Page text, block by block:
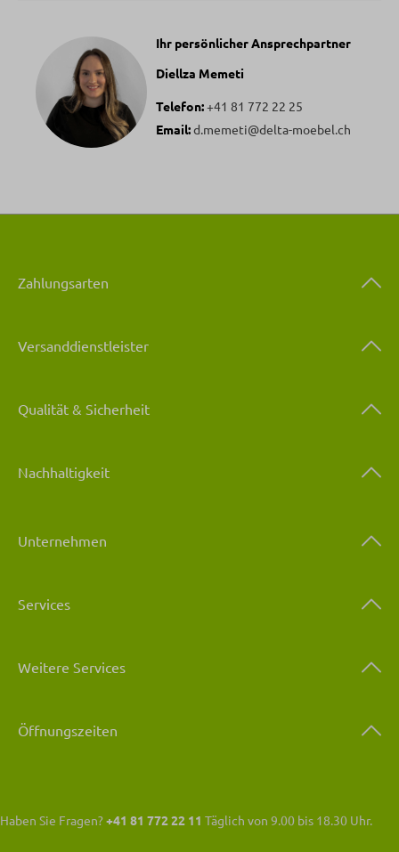
Ihr persönlicher Ansprechpartner
Diellza Memeti
Telefon:+41 81 772 22 25
Email:d.memeti@delta-moebel.ch
Zahlungsarten
Versanddienstleister
Qualität & Sicherheit
Nachhaltigkeit
Unternehmen
Services
Weitere Services
Öffnungszeiten
Haben Sie Fragen?+41 81 772 22 11 Täglich von 9.00 bis 18.30 Uhr.